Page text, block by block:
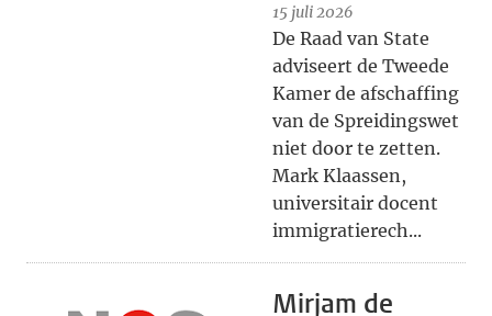
15 juli 2026
De Raad van State
adviseert de Tweede
Kamer de afschaffing
van de Spreidingswet
niet door te zetten.
Mark Klaassen,
universitair docent
immigratierech...
Mirjam de